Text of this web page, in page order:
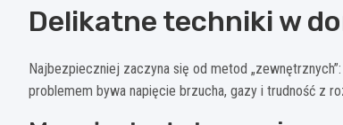
Delikatne techniki w
Najbezpieczniej zaczyna się od metod
problemem bywa napięcie brzucha, gazy i trudność z